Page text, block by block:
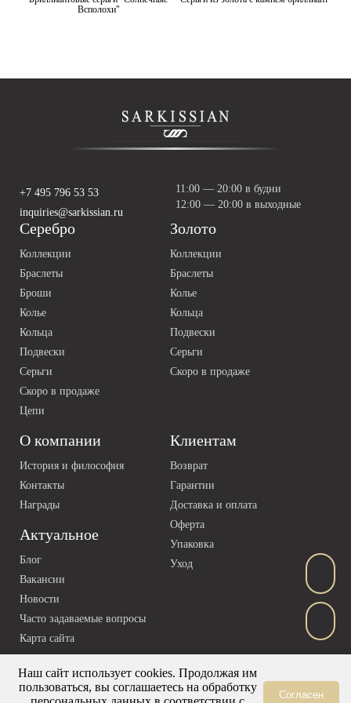
Всполохи"
О компании
История и философия
Контакты
Награды
Актуальное
Блог
Вакансии
Новости
Часто задаваемые вопросы
Карта сайта
Клиентам
Возврат
Гарантии
Доставка и оплата
Оферта
Упаковка
Уход
Серебро
Коллекции
Браслеты
Броши
Колье
Кольца
Подвески
Серьги
Скоро в продаже
Цепи
Золото
Коллекции
Браслеты
Колье
Кольца
Подвески
Серьги
Скоро в продаже
+7 495 796 53 53
inquiries@sarkissian.ru
11:00 — 20:00 в будни
12:00 — 20:00 в выходные
Наш сайт использует cookies. Продолжая им
пользоваться, вы соглашаетесь на обработку
Согласен